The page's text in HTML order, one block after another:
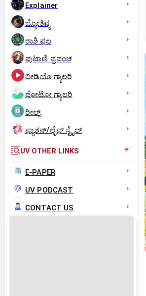
Explainer
ಜ್ಯೋತಿಷ್ಯ
ರಾಶಿ ಫಲ
ಪುಟಾಣಿ ಪ್ರಪಂಚ
ವೀಡಿಯೊ ಗ್ಯಾಲರಿ
ಫೋಟೋ ಗ್ಯಾಲರಿ
ರೀಲ್ಸ್
ಫ್ಯಾಶನ್/ಲೈಫ್‌ ಸ್ಟೈಲ್
UV OTHER LINKS
E-PAPER
UV PODCAST
CONTACT US